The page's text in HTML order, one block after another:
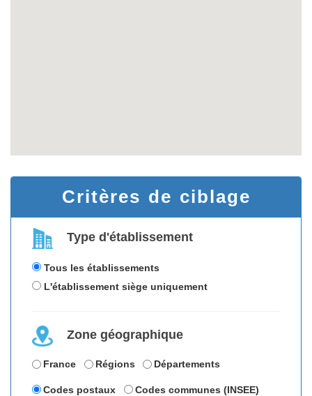
Critères de ciblage
Type d'établissement
Tous les établissements
L'établissement siège uniquement
Zone géographique
France Régions Départements
Codes postaux Codes communes (INSEE)